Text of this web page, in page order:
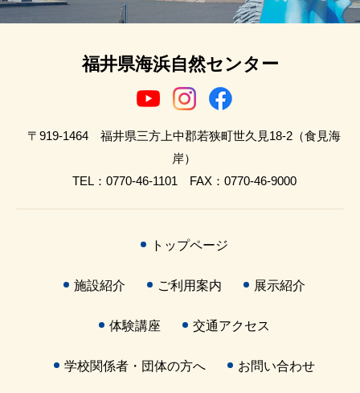
福井県海浜自然センター
〒919-1464 福井県三方上中郡若狭町世久見18-2（食見海
岸）
TEL：0770-46-1101 FAX：0770-46-9000
トップページ
施設紹介 ご利用案内 展示紹介
体験講座 交通アクセス
学校関係者・団体の方へ お問い合わせ